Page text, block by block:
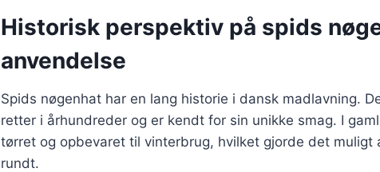
Historisk perspektiv på spids
anvendelse
Spids nøgenhat har en lang historie i dansk madlavning.
retter i århundreder og er kendt for sin unikke smag. I
tørret og opbevaret til vinterbrug, hvilket gjorde det muligt
rundt.